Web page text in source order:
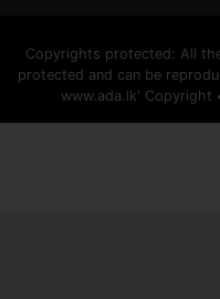
Copyrights protected: All
protected and can be
www.ada.lk' Copyright